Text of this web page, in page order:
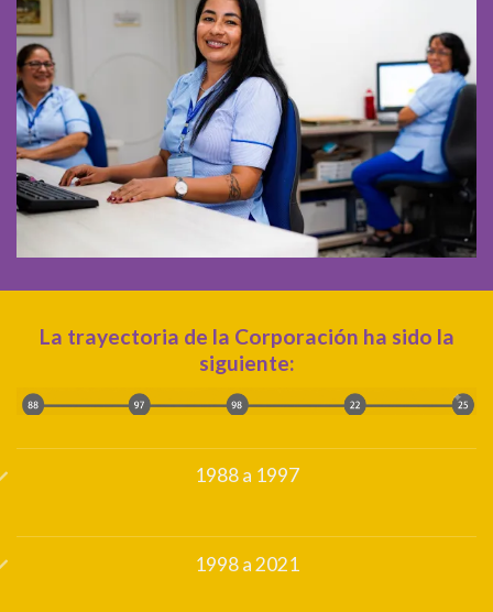
La trayectoria de la Corporación ha sido la
siguiente:
1988 a 1997
1998 a 2021